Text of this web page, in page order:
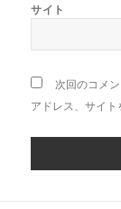
サイト
次回のコメ
アドレス、サイト